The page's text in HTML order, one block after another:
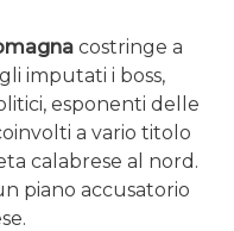
costringe a
imputati i boss,
esponenti delle
a vario titolo
calabrese al nord.
piano accusatorio